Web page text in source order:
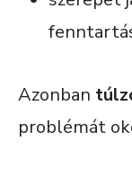
Azonban
problémát